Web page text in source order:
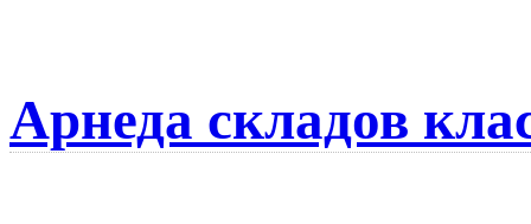
Арнеда складов